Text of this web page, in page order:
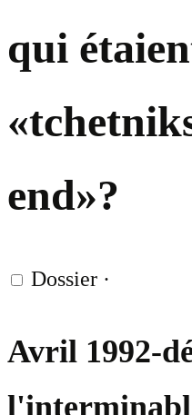
qui
end»?
Dossier ·
Avril 1992-